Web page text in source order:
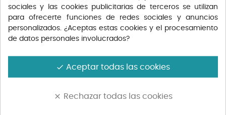
INTENSO...
Precio
sociales y las cookies publicitarias de terceros se utilizan
para ofrecerte funciones de redes sociales y anuncios
personalizados. ¿Aceptas estas cookies y el procesamiento
de datos personales involucrados?
done Aceptar todas las cookies
clear Rechazar todas las cookies